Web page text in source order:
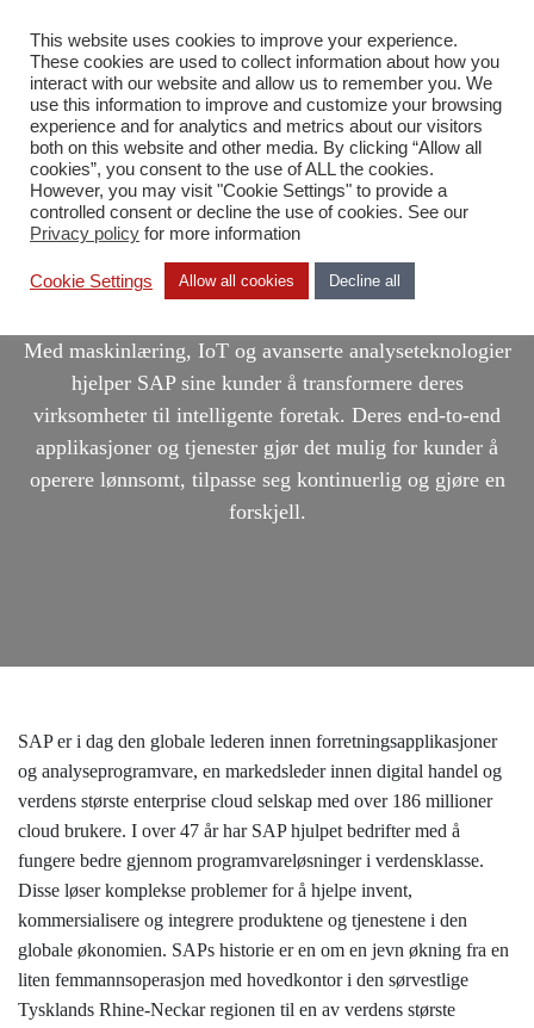
NB
SAP
Med maskinlæring, IoT og avanserte analyseteknologier
hjelper SAP sine kunder å transformere deres
virksomheter til intelligente foretak. Deres end-to-end
applikasjoner og tjenester gjør det mulig for kunder å
operere lønnsomt, tilpasse seg kontinuerlig og gjøre en
forskjell.
SAP er i dag den globale lederen innen forretningsapplikasjoner
og analyseprogramvare, en markedsleder innen digital handel og
verdens største enterprise cloud selskap med over 186 millioner
cloud brukere. I over 47 år har SAP hjulpet bedrifter med å
fungere bedre gjennom programvareløsninger i verdensklasse.
Disse løser komplekse problemer for å hjelpe invent,
kommersialisere og integrere produktene og tjenestene i den
globale økonomien. SAPs historie er en om en jevn økning fra en
liten femmannsoperasjon med hovedkontor i den sørvestlige
Tysklands Rhine-Neckar regionen til en av verdens største
This website uses cookies to improve your experience.
These cookies are used to collect information about how you
interact with our website and allow us to remember you. We
use this information to improve and customize your browsing
experience and for analytics and metrics about our visitors
both on this website and other media. By clicking “Allow all
cookies”, you consent to the use of ALL the cookies.
However, you may visit "Cookie Settings" to provide a
controlled consent or decline the use of cookies. See our
Privacy policy for more information
Cookie Settings Allow all cookies Decline all